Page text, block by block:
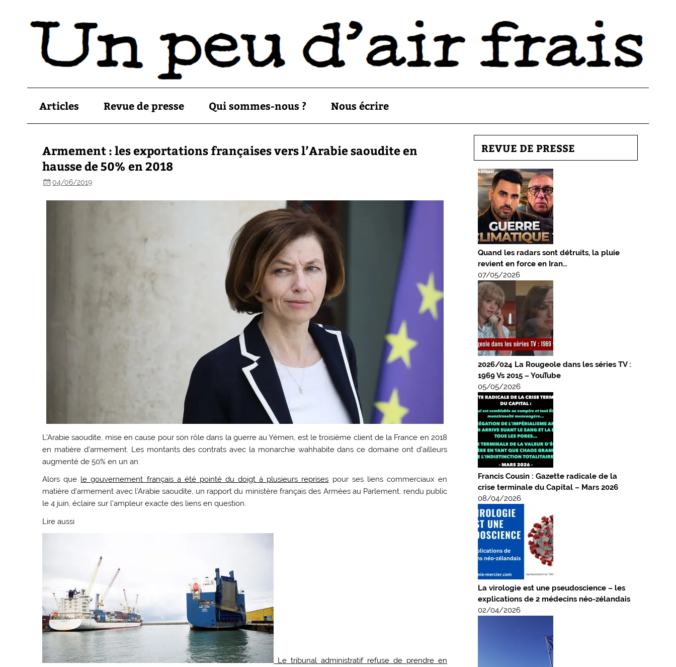
Articles Revue de presse Qui sommes-nous ? Nous écrire
Armement : les exportations françaises vers l’Arabie saoudite en
hausse de 50% en 2018
04/06/2019
L’Arabie saoudite, mise en cause pour son rôle dans la guerre au Yémen, est le troisième client de la France en 2018
en matière d’armement. Les montants des contrats avec la monarchie wahhabite dans ce domaine ont d’ailleurs
augmenté de 50% en un an.
Alors que le gouvernement français a été pointé du doigt à plusieurs reprises pour ses liens commerciaux en
matière d’armement avec l’Arabie saoudite, un rapport du ministère français des Armées au Parlement, rendu public
le 4 juin, éclaire sur l’ampleur exacte des liens en question.
Lire aussi
Le tribunal administratif refuse de prendre en
REVUE DE PRESSE
Quand les radars sont détruits, la pluie
revient en force en Iran…
07/05/2026
2026/024 La Rougeole dans les séries TV :
1969 Vs 2015 – YouTube
05/05/2026
Francis Cousin : Gazette radicale de la
crise terminale du Capital – Mars 2026
08/04/2026
La virologie est une pseudoscience – les
explications de 2 médecins néo-zélandais
02/04/2026